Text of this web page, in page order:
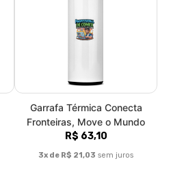
Garrafa Térmica Conecta
Fronteiras, Move o Mundo
R$ 63,10
3x de R$ 21,03 sem juros